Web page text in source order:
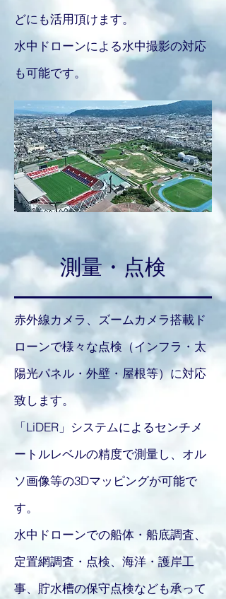
どにも活用頂けます。
​水中ドローンによる水中撮影の対応
も可能です。
測量・点検
赤外線カメラ、ズームカメラ搭載ド
ローンで様々な点検（インフラ・太
陽光パネル・外壁・屋根等）に対応
致します。
「LiDER」システムによるセンチメ
ートルレベルの精度で測量し、オル
ソ画像等の3Dマッピングが可能で
す。
水中ドローンでの船体・船底調査、
定置網調査・点検、海洋・護岸工
事、貯水槽の保守点検なども承って